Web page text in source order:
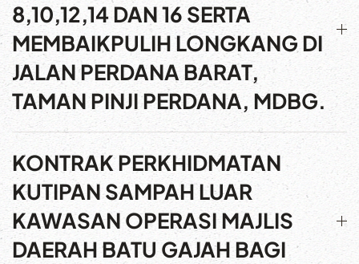
8,10,12,14 DAN 16 SERTA
MEMBAIKPULIH LONGKANG DI
JALAN PERDANA BARAT,
TAMAN PINJI PERDANA, MDBG.
KONTRAK PERKHIDMATAN
KUTIPAN SAMPAH LUAR
KAWASAN OPERASI MAJLIS
DAERAH BATU GAJAH BAGI